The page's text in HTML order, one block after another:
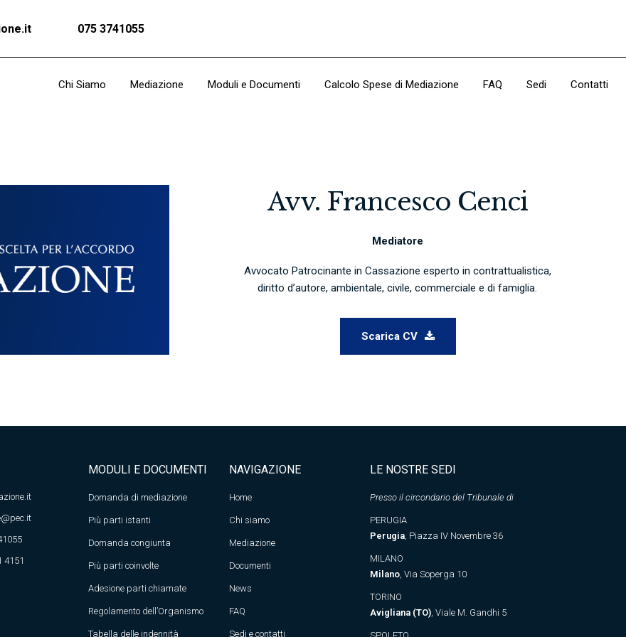
075 3741055
Chi Siamo Mediazione Moduli e Documenti Calcolo Spese di Mediazione FAQ Sedi Contatti
Avv. Francesco Cenci
Mediatore
Avvocato Patrocinante in Cassazione esperto in contrattualistica,
diritto d’autore, ambientale, civile, commerciale e di famiglia.
Scarica CV
4151
MODULI E DOCUMENTI
Domanda di mediazione
Più parti istanti
Domanda congiunta
Più parti coinvolte
Adesione parti chiamate
Regolamento dell’Organismo
Tabella delle indennità
NAVIGAZIONE
Home
Chi siamo
Mediazione
Documenti
News
FAQ
Sedi e contatti
LE NOSTRE SEDI
Presso il circondario del Tribunale di
PERUGIA
Perugia, Piazza IV Novembre 36
MILANO
Milano, Via Soperga 10
TORINO
Avigliana (TO), Viale M. Gandhi 5